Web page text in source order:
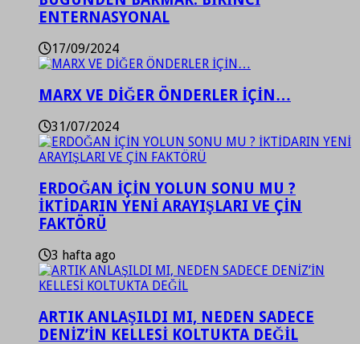
ENTERNASYONAL
17/09/2024
MARX VE DİĞER ÖNDERLER İÇİN…
31/07/2024
ERDOĞAN İÇİN YOLUN SONU MU ?
İKTİDARIN YENİ ARAYIŞLARI VE ÇİN
FAKTÖRÜ
3 hafta ago
ARTIK ANLAŞILDI MI, NEDEN SADECE
DENİZ’İN KELLESİ KOLTUKTA DEĞİL